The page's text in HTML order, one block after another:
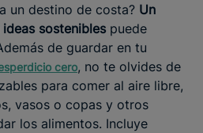
un destino de costa? Un
sostenibles puede
de guardar en tu
cero, no te olvides de
para comer al aire libre,
vasos o copas y otros
los alimentos. Incluye